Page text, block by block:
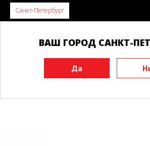
Санкт-Петербург
ВАШ ГОРОД САНКТ-
Экипировка
Защита рук
Бинты боксерские